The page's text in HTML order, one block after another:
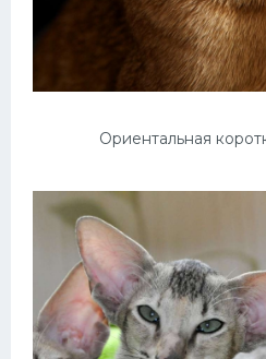
Ориентальная